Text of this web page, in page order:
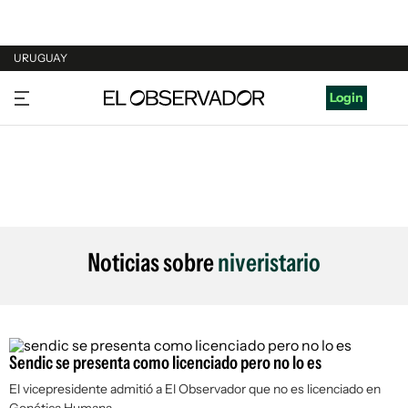
URUGUAY
URUGUAY
ARGENTINA
Login
Noticias sobreniveristario
Sendic se presenta como licenciado pero no lo es
El vicepresidente admitió a El Observador que no es licenciado en